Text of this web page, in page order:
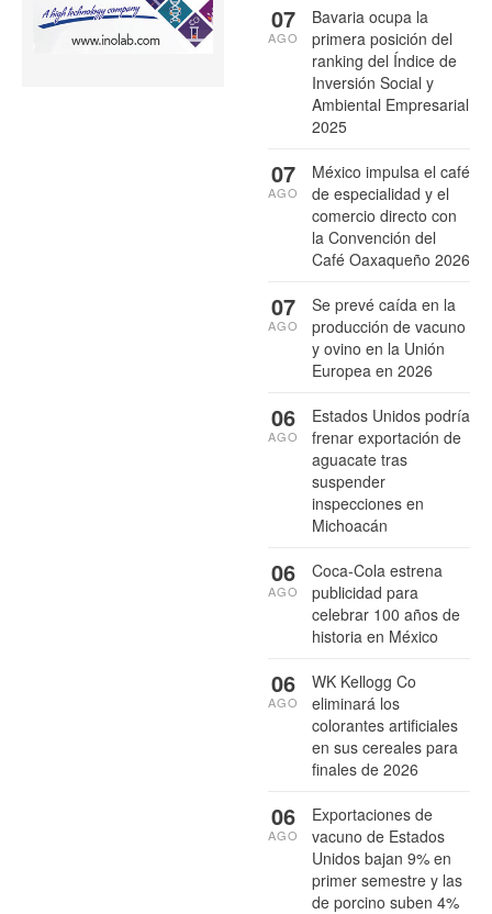
Bavaria ocupa la
primera posición del
ranking del Índice de
Inversión Social y
Ambiental Empresarial
2025
07
AGO
México impulsa el café
de especialidad y el
comercio directo con
la Convención del
Café Oaxaqueño 2026
07
AGO
Se prevé caída en la
producción de vacuno
y ovino en la Unión
Europea en 2026
07
AGO
Estados Unidos podría
frenar exportación de
aguacate tras
suspender
inspecciones en
Michoacán
06
AGO
Coca-Cola estrena
publicidad para
celebrar 100 años de
historia en México
06
AGO
WK Kellogg Co
eliminará los
colorantes artificiales
en sus cereales para
finales de 2026
06
AGO
Exportaciones de
vacuno de Estados
Unidos bajan 9% en
primer semestre y las
de porcino suben 4%
06
AGO